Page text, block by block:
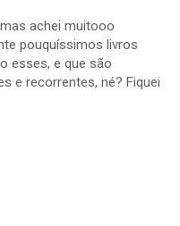
achei muitooo
pouquíssimos livros
esses, e que são
e recorrentes, né? Fiquei